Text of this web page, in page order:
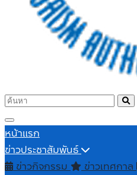
หน้าแรก
ข่าวประชาสัมพันธ์
ข่าวกิจกรรม
ข่าวเทศกาล